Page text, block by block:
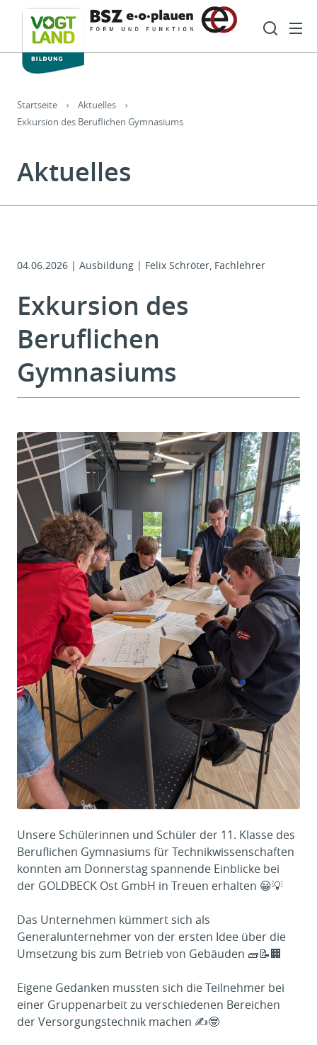
Hauptnavigation
Sie sind hier:
Startseite
Aktuelles
Exkursion des Beruflichen Gymnasiums
Aktuelles
04.06.2026 | Ausbildung | Felix Schröter, Fachlehrer
Exkursion des
Beruflichen
Gymnasiums
Unsere Schülerinnen und Schüler der 11. Klasse des
Beruflichen Gymnasiums für Technikwissenschaften
konnten am Donnerstag spannende Einblicke bei
der GOLDBECK Ost GmbH in Treuen erhalten 😀💡
Das Unternehmen kümmert sich als
Generalunternehmer von der ersten Idee über die
Umsetzung bis zum Betrieb von Gebäuden 🧱📝🏢
Eigene Gedanken mussten sich die Teilnehmer bei
einer Gruppenarbeit zu verschiedenen Bereichen
der Versorgungstechnik machen ✍🤓